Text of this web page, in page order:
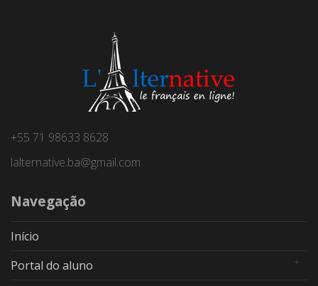
+55 71 98633 8628
lalternative.ba@gmail.com
Navegação
Início
Portal do aluno